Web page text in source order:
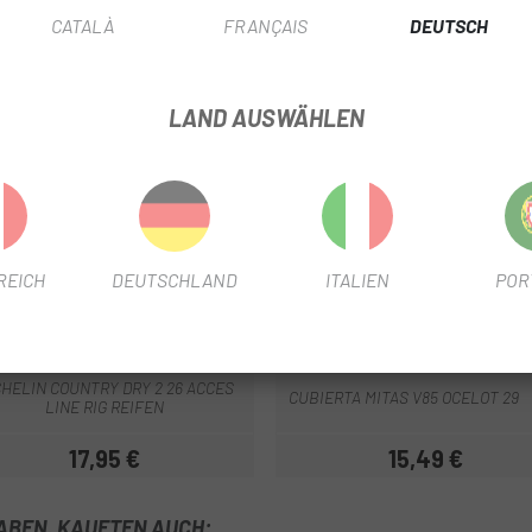
COUNTRY DRY 2 26 ACCES
LINE RIG REIFEN
Preis
17,95 €
CUBIERTA MITAS V85 OCELOT 29
Preis
15,49 €
CATALÀ FRANÇAIS DEUTSCH
LAND AUSWÄHLEN
DEUTSCHLAND ITALIEN